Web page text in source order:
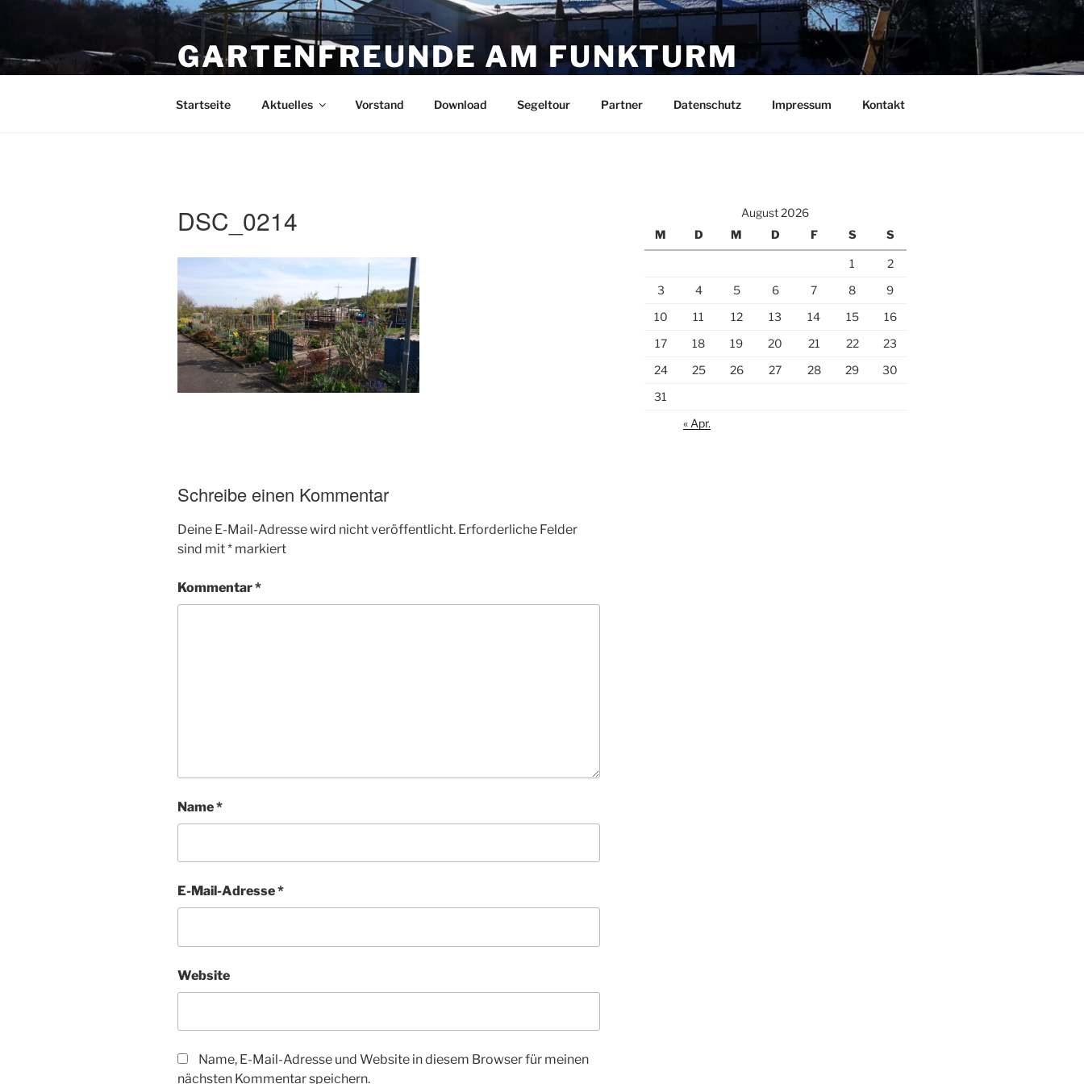
GARTENFREUNDE AM FUNKTURM
Startseite Aktuelles Vorstand Download Segeltour Partner Datenschutz Impressum Kontakt
DSC_0214
Schreibe einen Kommentar
Deine E-Mail-Adresse wird nicht veröffentlicht. Erforderliche Felder
sind mit* markiert
Kommentar*
Name*
E-Mail-Adresse*
Website
Name, E-Mail-Adresse und Website in diesem Browser für meinen
nächsten Kommentar speichern.
August 2026
M
D M D F S S
1
2
3
4 5 6 7 8
9
10
11 12 13 14 15
16
17
18 19 20 21 22
23
24
25 26 27 28 29
30
31
« Apr.